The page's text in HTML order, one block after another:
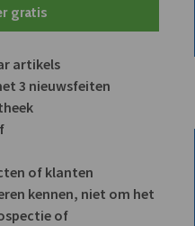
gratis
artikels
3 nieuwsfeiten
of klanten
kennen, niet om het
of